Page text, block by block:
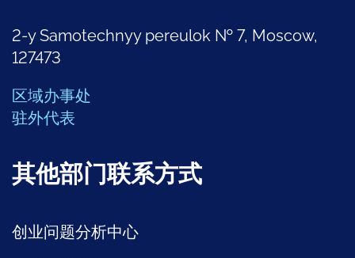
2-y Samotechnyy pereulok № 7, Moscow,
127473
区域办事处
驻外代表
其他部门联系方式
创业问题分析中心